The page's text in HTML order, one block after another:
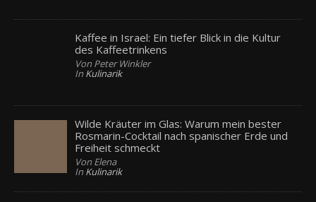
Kaffee in Israel: Ein tiefer Blick in die Kultur
des Kaffeetrinkens
Von Peter Winkler
In Kulinarik
Wilde Kräuter im Glas: Warum mein bester
Rosmarin-Cocktail nach spanischer Erde und
Freiheit schmeckt
Von Elena
In Kulinarik